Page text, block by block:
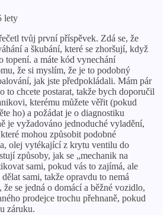
lety
tvůj první příspěvek. Zdá se, že
a škubání, které se zhoršují, když
topení. a máte kód vynechání
že si myslím, že je to podobný
jak jste předpokládali. Mám pár
to chcete postarat, takže bych doporučil
kterému můžete věřit (pokud
ho) a požádat je o diagnostiku
je vyžadováno jednoduché vyladění,
mohou způsobit podobné
olej vytékající z krytu ventilu do
způsoby, jak se „mechanik na
sami, pokud vás to zajímá, ale
sami, takže opravdu to nemá
se jedná o domácí a běžné vozidlo,
prodejce trochu přehnaně, pokud
záruku.